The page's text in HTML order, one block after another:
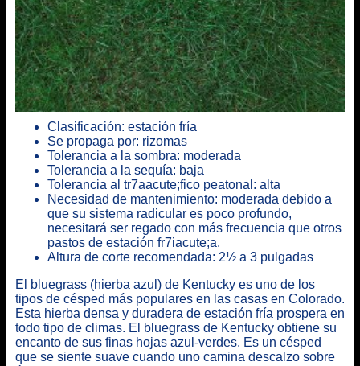
Clasificación: estación fría
Se propaga por: rizomas
Tolerancia a la sombra: moderada
Tolerancia a la sequía: baja
Tolerancia al tr7aacute;fico peatonal: alta
Necesidad de mantenimiento: moderada debido a
que su sistema radicular es poco profundo,
necesitará ser regado con más frecuencia que otros
pastos de estación fr7iacute;a.
Altura de corte recomendada: 2½ a 3 pulgadas
El bluegrass (hierba azul) de Kentucky es uno de los
tipos de césped más populares en las casas en Colorado.
Esta hierba densa y duradera de estación fría prospera en
todo tipo de climas. El bluegrass de Kentucky obtiene su
encanto de sus finas hojas azul-verdes. Es un césped
que se siente suave cuando uno camina descalzo sobre